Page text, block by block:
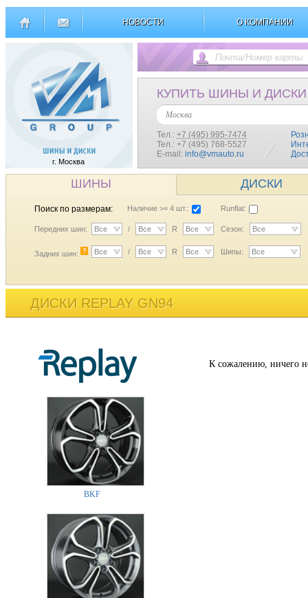
НОВОСТИ О КОМПАНИИ
г. Москва
КУПИТЬ ШИНЫ И ДИСКИ
Москва
Тел.: +7 (495) 995-7474
Тел.: +7 (495) 768-5527
E-mail: info@vmauto.ru
ШИНЫ ДИСКИ
Поиск по размерам: Наличие >= 4 шт.: Runflat:
Передних шин: Все / Все R Все Сезон: Все
Задних шин: ? Все / Все R Все Шипы: Все
ДИСКИ REPLAY GN94
BKF
К сожалению, ничего